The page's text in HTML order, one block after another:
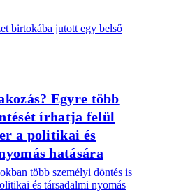
birtokába jutott egy belső
Egyre több
írhatja felül
a politikai és
hatására
több személyi döntés is
és társadalmi nyomás